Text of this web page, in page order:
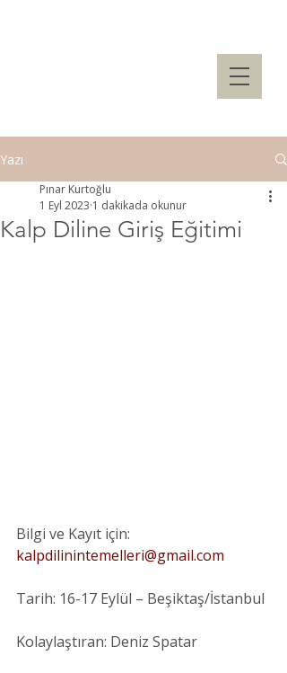
Yazı
Kalp Diline Giriş Eğitimi
Pınar Kurtoğlu
1 Eyl 2023 1 dakikada okunur
Bilgi ve Kayıt için:
kalpdilinintemelleri@gmail.com
Tarih: 16-17 Eylül – Beşiktaş/İstanbul
Kolaylaştıran: Deniz Spatar